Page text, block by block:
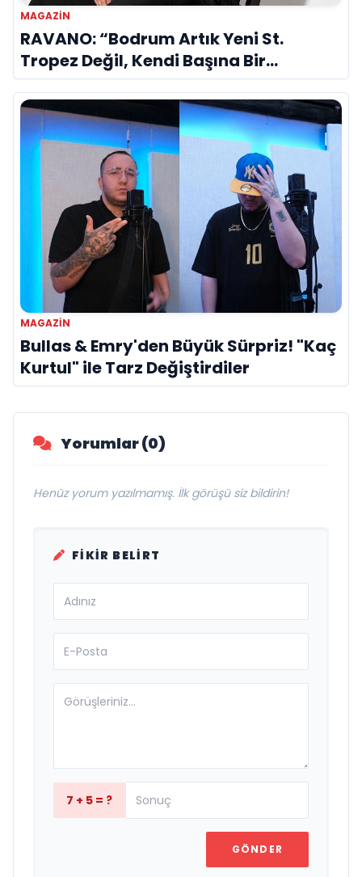
MAGAZIN
RAVANO: “Bodrum Artık Yeni St.
Tropez Değil, Kendi Başına Bir
Referans”
MAGAZIN
Bullas & Emry'den Büyük Sürpriz! "Kaç
Kurtul" ile Tarz Değiştirdiler
Yorumlar (0)
Henüz yorum yazılmamış. İlk görüşü siz bildirin!
FIKIR BELIRT
7 + 5 = ?
GÖNDER